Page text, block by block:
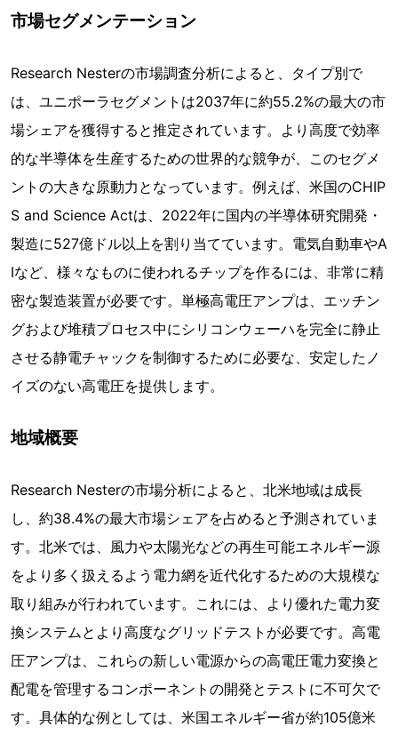
市場セグメンテーション
Research Nesterの市場調査分析によると、タイプ別で
は、ユニポーラセグメントは2037年に約55.2%の最大の市
場シェアを獲得すると推定されています。より高度で効率
的な半導体を生産するための世界的な競争が、このセグメ
ントの大きな原動力となっています。例えば、米国のCHIP
S and Science Actは、2022年に国内の半導体研究開発・
製造に527億ドル以上を割り当てています。電気自動車やA
Iなど、様々なものに使われるチップを作るには、非常に精
密な製造装置が必要です。単極高電圧アンプは、エッチン
グおよび堆積プロセス中にシリコンウェーハを完全に静止
させる静電チャックを制御するために必要な、安定したノ
イズのない高電圧を提供します。
地域概要
Research Nesterの市場分析によると、北米地域は成長
し、約38.4%の最大市場シェアを占めると予測されていま
す。北米では、風力や太陽光などの再生可能エネルギー源
をより多く扱えるよう電力網を近代化するための大規模な
取り組みが行われています。これには、より優れた電力変
換システムとより高度なグリッドテストが必要です。高電
圧アンプは、これらの新しい電源からの高電圧電力変換と
配電を管理するコンポーネントの開発とテストに不可欠で
す。具体的な例としては、米国エネルギー省が約105億米